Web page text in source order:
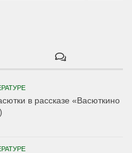
в рассказе «Васюткино